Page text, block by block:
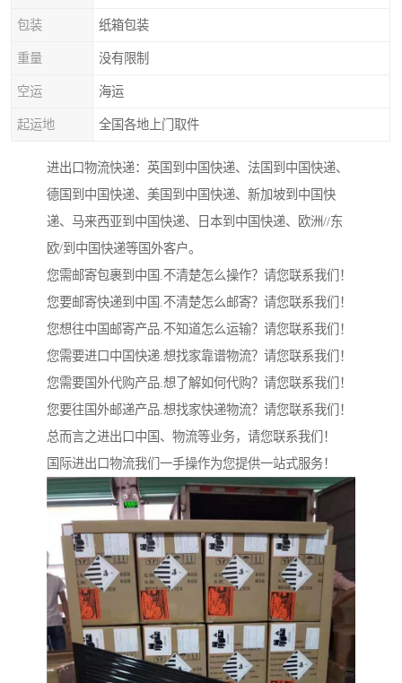
包装 纸箱包装
重量 没有限制
空运 海运
起运地 全国各地上门取件
进出口物流快递：英国到中国快递、法国到中国快递、
德国到中国快递、美国到中国快递、新加坡到中国快
递、马来西亚到中国快递、日本到中国快递、欧洲//东
欧/到中国快递等国外客户。
您需邮寄包裹到中国.不清楚怎么操作？请您联系我们！
您要邮寄快递到中国.不清楚怎么邮寄？请您联系我们！
您想往中国邮寄产品.不知道怎么运输？请您联系我们！
您需要进口中国快递.想找家靠谱物流？请您联系我们！
您需要国外代购产品.想了解如何代购？请您联系我们！
您要往国外邮递产品.想找家快递物流？请您联系我们！
总而言之进出口中国、物流等业务，请您联系我们！
国际进出口物流我们一手操作为您提供一站式服务！